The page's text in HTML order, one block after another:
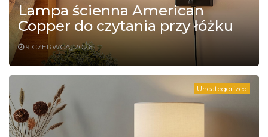
Lampa ścienna American
Copper do czytania przy łóżku
9 CZERWCA, 2026
Uncategorized